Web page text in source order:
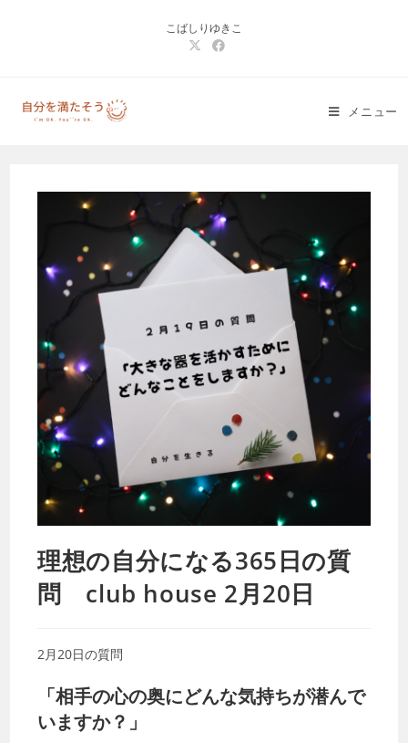
こばしりゆきこ
メニュー
理想の自分になる365日の質
問 club house 2月20日
2月20日の質問
「相手の心の奥にどんな気持ちが潜んで
いますか？」